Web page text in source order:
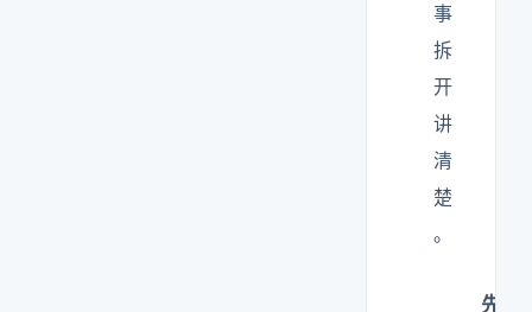
事
拆
开
讲
清
楚
。
先